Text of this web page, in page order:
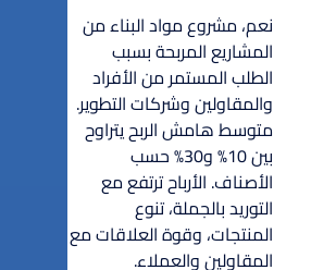
نعم، مشروع مواد البناء من
المشاريع المربحة بسبب
الطلب المستمر من الأفراد
والمقاولين وشركات التطوير.
متوسط هامش الربح يتراوح
بين 10% و30% حسب
الأصناف. الأرباح ترتفع مع
التوريد بالجملة، تنوع
المنتجات، وقوة العلاقات مع
المقاولين والعملاء.